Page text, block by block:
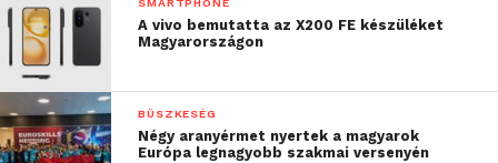
SMARTPHONE
A vivo bemutatta az X200 FE készüléket
Magyarországon
BÜSZKESÉG
Négy aranyérmet nyertek a magyarok
Európa legnagyobb szakmai versenyén